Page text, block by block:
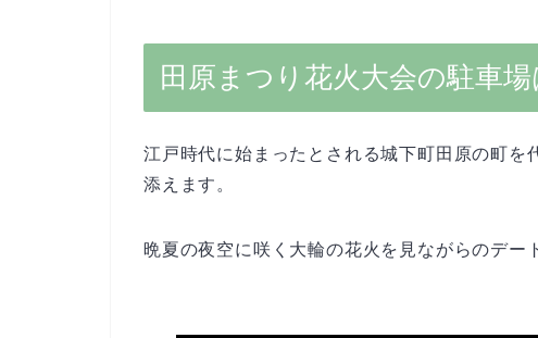
田原まつり花火大会の駐車場
江戸時代に始まったとされる城下町田原の町を
添えます。
晩夏の夜空に咲く大輪の花火を見ながらのデー